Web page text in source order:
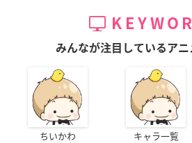
みんなが注目しているアニ
ちいかわ キャラ一覧